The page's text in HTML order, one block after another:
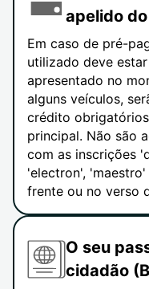
apelido
Em caso de pré-
utilizado deve
apresentado no
alguns veículos,
crédito
principal. Não são
com as inscrições
'electron',
frente ou no verso
O seu
cidadão